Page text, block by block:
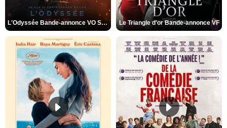
L'Odyssée Bande-annonce VO STFR Le Triangle d'or Bande-annonce VF